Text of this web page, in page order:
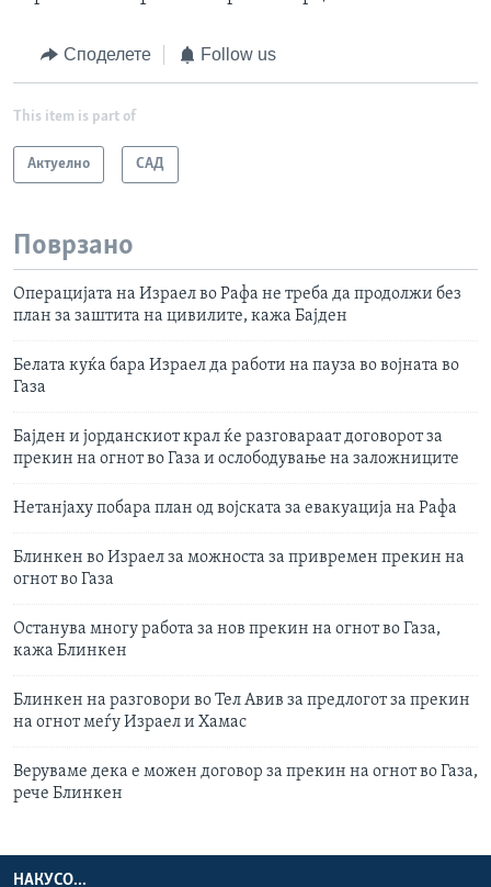
Споделете Follow us
This item is part of
Актуелно САД
Поврзано
Операцијата на Израел во Рафа не треба да продолжи без
план за заштита на цивилите, кажа Бајден
Белата куќа бара Израел да работи на пауза во војната во
Газа
Бајден и јорданскиот крал ќе разговараат договорот за
прекин на огнот во Газа и ослободување на заложниците
Нетанјаху побара план од војската за евакуација на Рафа
Блинкен во Израел за можноста за привремен прекин на
огнот во Газа
Останува многу работа за нов прекин на огнот во Газа,
кажа Блинкен
Блинкен на разговори во Тел Авив за предлогот за прекин
на огнот меѓу Израел и Хамас
Веруваме дека е можен договор за прекин на огнот во Газа,
рече Блинкен
НАКУСО...